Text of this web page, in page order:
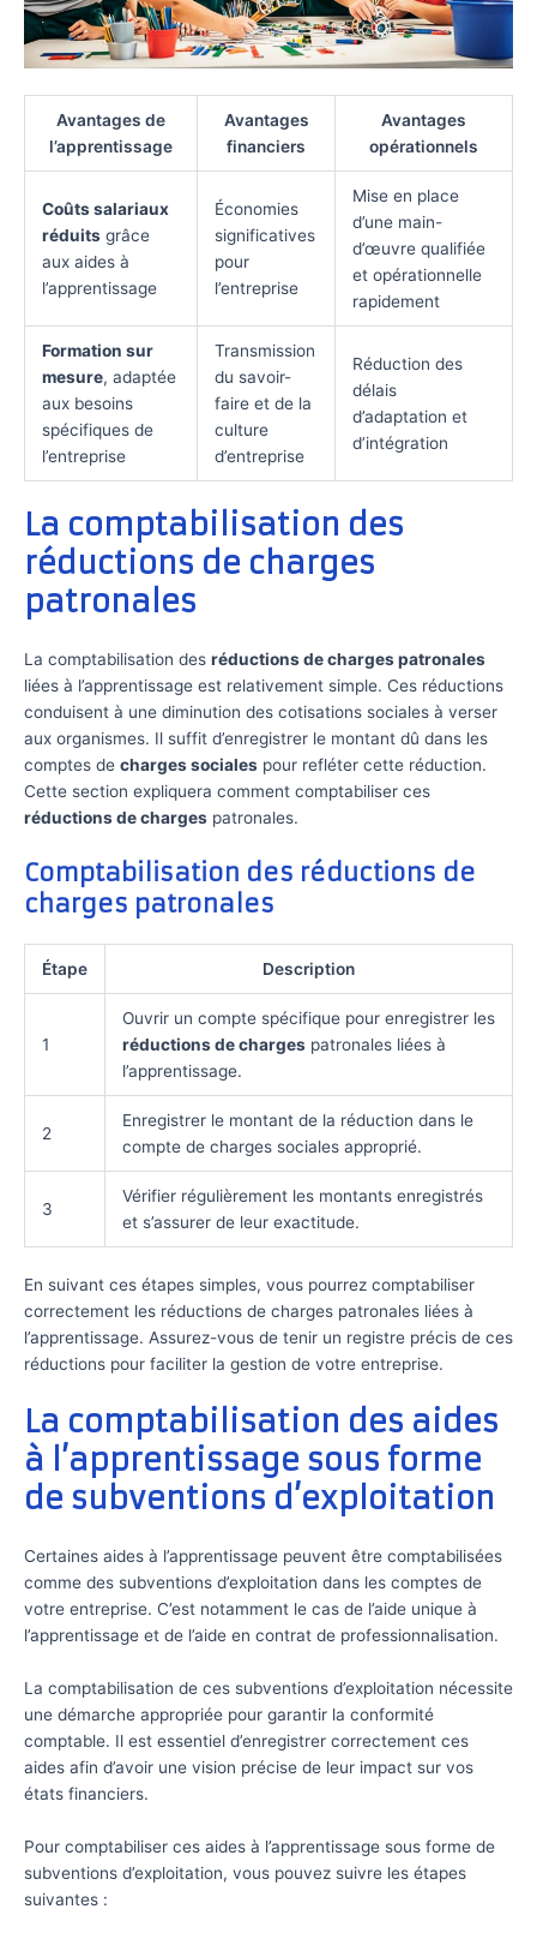
Avantages de
l’apprentissage
Avantages
financiers
Avantages
opérationnels
Coûts salariaux
réduitsgrâce
aux aides à
l’apprentissage
Économies
significatives
pour
l’entreprise
Mise en place
d’une main-
d’œuvre qualifiée
et opérationnelle
rapidement
Formation sur
mesure, adaptée
aux besoins
spécifiques de
l’entreprise
Transmission
du savoir-
faire et de la
culture
d’entreprise
Réduction des
délais
d’adaptation et
d’intégration
La comptabilisation des
réductions de charges
patronales
La comptabilisation des réductions de charges patronales
liées à l’apprentissage est relativement simple. Ces réductions
conduisent à une diminution des cotisations sociales à verser
aux organismes. Il suffit d’enregistrer le montant dû dans les
comptes de charges sociales pour refléter cette réduction.
Cette section expliquera comment comptabiliser ces
réductions de charges patronales.
Comptabilisation des réductions de
charges patronales
Étape Description
1
Ouvrir un compte spécifique pour enregistrer les
réductions de chargespatronales liées à
l’apprentissage.
2
Enregistrer le montant de la réduction dans le
compte de charges sociales approprié.
3
Vérifier régulièrement les montants enregistrés
et s’assurer de leur exactitude.
En suivant ces étapes simples, vous pourrez comptabiliser
correctement les réductions de charges patronales liées à
l’apprentissage. Assurez-vous de tenir un registre précis de ces
réductions pour faciliter la gestion de votre entreprise.
La comptabilisation des aides
à l’apprentissage sous forme
de subventions d’exploitation
Certaines aides à l’apprentissage peuvent être comptabilisées
comme des subventions d’exploitation dans les comptes de
votre entreprise. C’est notamment le cas de l’aide unique à
l’apprentissage et de l’aide en contrat de professionnalisation.
La comptabilisation de ces subventions d’exploitation nécessite
une démarche appropriée pour garantir la conformité
comptable. Il est essentiel d’enregistrer correctement ces
aides afin d’avoir une vision précise de leur impact sur vos
états financiers.
Pour comptabiliser ces aides à l’apprentissage sous forme de
subventions d’exploitation, vous pouvez suivre les étapes
suivantes :